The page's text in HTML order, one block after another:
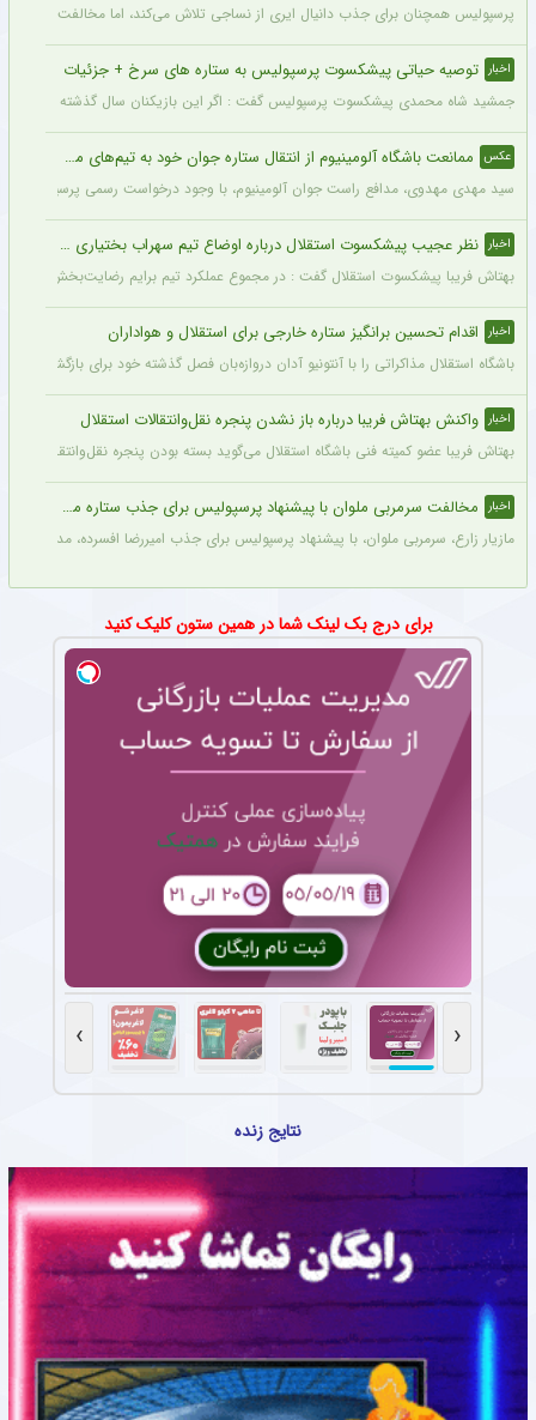
پرسپولیس همچنان برای جذب دانیال ایری از نساجی تلاش می‌کند، اما مخالفت
اخبار توصیه حیاتی پیشکسوت پرسپولیس به ستاره های سرخ + جزئیات
جمشید شاه محمدی پیشکسوت پرسپولیس گفت : اگر این بازیکنان سال گذشته و سال‌های
عکس ممانعت باشگاه آلومینیوم از انتقال ستاره جوان خود به تیم‌های مدعی + عکس
سید مهدی مهدوی، مدافع راست جوان آلومینیوم، با وجود درخواست رسمی پرسپولیس،
اخبار نظر عجیب پیشکسوت استقلال درباره اوضاع تیم سهراب بختیاری زاده + جزئیات
بهتاش فریبا پیشکسوت استقلال گفت : در مجموع عملکرد تیم برایم رضایت‌بخش بود.
اخبار اقدام تحسین برانگیز ستاره خارجی برای استقلال و هواداران
باشگاه استقلال مذاکراتی را با آنتونیو آدان دروازه‌بان فصل گذشته خود برای بازگشت یه
اخبار واکنش بهتاش فریبا درباره باز نشدن پنجره نقل‌وانتقالات استقلال
بهتاش فریبا عضو کمیته فنی باشگاه استقلال می‌گوید بسته بودن پنجره
اخبار مخالفت سرمربی ملوان با پیشنهاد پرسپولیس برای جذب ستاره محبوبش
مازیار زارع، سرمربی ملوان، با پیشنهاد پرسپولیس برای جذب امیررضا افسرده، مدافع
برای درج بک لینک شما در همین ستون کلیک کنید
‹
›
نتایج زنده